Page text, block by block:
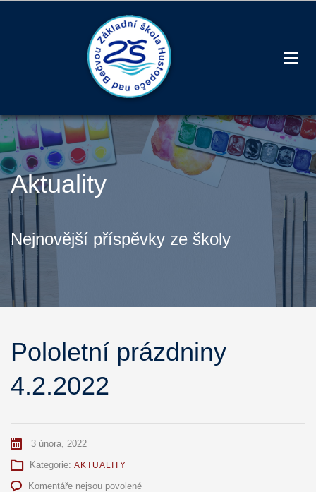
Aktuality
Nejnovější příspěvky ze školy
Pololetní prázdniny
4.2.2022
3 února, 2022
Kategorie: AKTUALITY
Komentáře nejsou povolenéu